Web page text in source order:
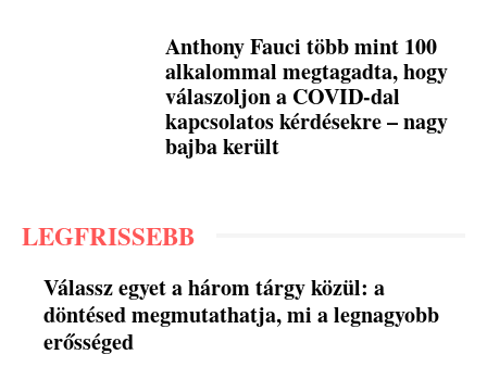
Anthony Fauci több mint 100
alkalommal megtagadta, hogy
válaszoljon a COVID-dal
kapcsolatos kérdésekre – nagy
bajba került
LEGFRISSEBB
Válassz egyet a három tárgy közül: a
döntésed megmutathatja, mi a legnagyobb
erősséged